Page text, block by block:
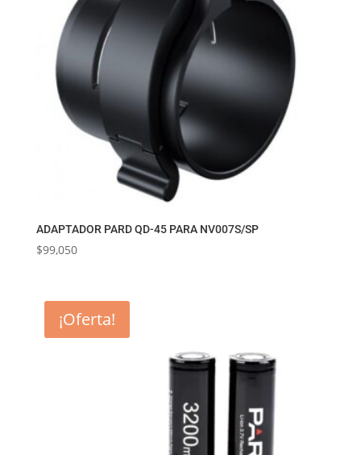
ADAPTADOR PARD QD-45 PARA NV007S/SP
$99,050
¡Oferta!